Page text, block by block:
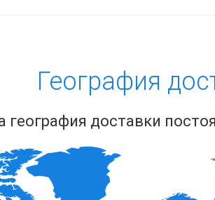
География
география доставки